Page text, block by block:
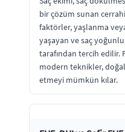
bir çözüm sunan
faktörler, yaşlanma
yaşayan ve saç
tarafından tercih edilir.
modern teknikler,
etmeyi mümkün kılar.